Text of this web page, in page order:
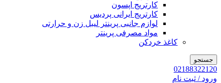
کارتریج اپسون
کارتریج ایرانی پردیس
لوازم جانبی پرینتر لیبل زن و حرارتی
مواد مصرفی پرینتر
کاغذ خردکن
جستجو
02188322120
ورود / ثبت نام